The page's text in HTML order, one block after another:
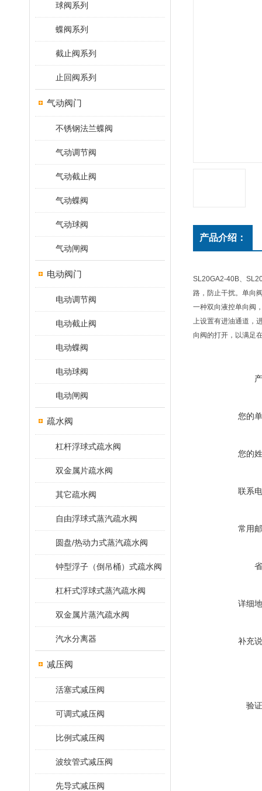
球阀系列
蝶阀系列
截止阀系列
止回阀系列
气动阀门
不锈钢法兰蝶阀
气动调节阀
气动截止阀
气动蝶阀
气动球阀
气动闸阀
电动阀门
电动调节阀
电动截止阀
电动蝶阀
电动球阀
电动闸阀
疏水阀
杠杆浮球式疏水阀
双金属片疏水阀
其它疏水阀
自由浮球式蒸汽疏水阀
圆盘/热动力式蒸汽疏水阀
钟型浮子（倒吊桶）式疏水阀
杠杆式浮球式蒸汽疏水阀
双金属片蒸汽疏水阀
汽水分离器
减压阀
活塞式减压阀
可调式减压阀
比例式减压阀
波纹管式减压阀
先导式减压阀
产品介绍：
SL20GA2-40B、
路，防止干扰。单向
一种双向液控单向阀
上设置有进油通道，
向阀的打开，以满足
您的
您的
联系
常用
详细
补充
验